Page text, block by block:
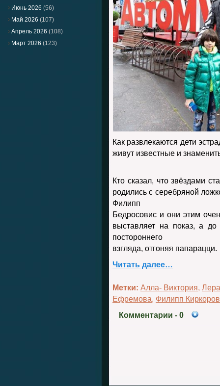
Июнь 2026 (56)
Май 2026 (107)
Апрель 2026 (108)
Март 2026 (123)
Как развлекаются дети
живут известные и
Кто сказал, что звёздами
родились с серебряной
Филипп
Бедросовис и они этим
выставляет на показ, а
постороннего
взгляда, отгоняя папарацци.
Читать далее…
Метки: Алла- Виктория,
Ефремова, Филипп Киркоров
Комментарии - 0